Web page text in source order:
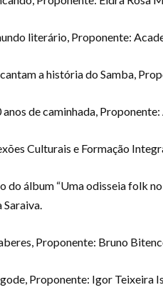
literário, Proponente:
a história do Samba,
de caminhada,
Culturais e Formação
do álbum “Uma odisseia folk
Proponente: Bruno
Proponente: Igor Teixeira